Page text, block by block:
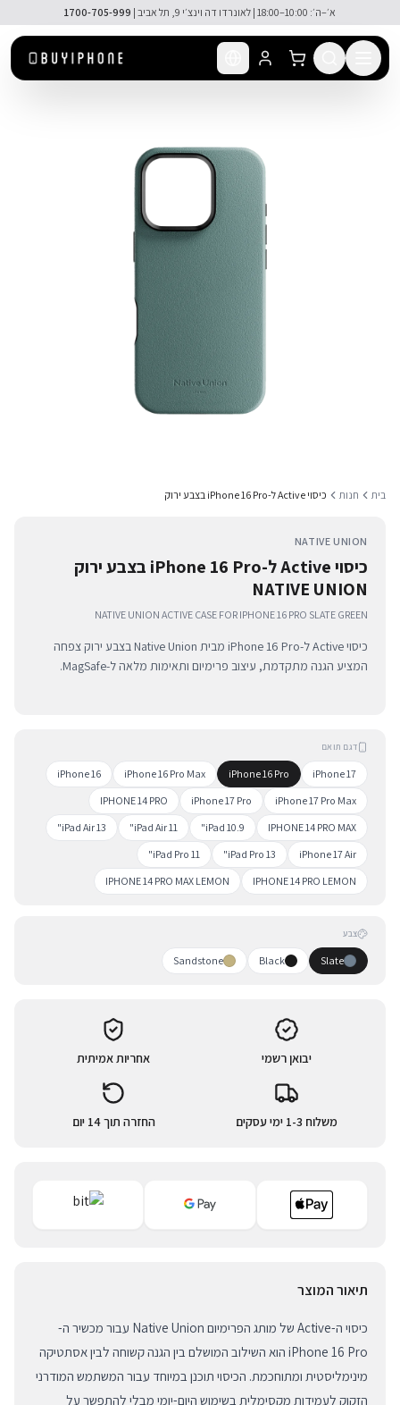
דלג לתוכן הראשי
א׳–ה׳: 10:00–18:00 | לאונרדו דה וינצ׳י 9, תל אביב | 1700-705-999
בית חנות כיסוי Active ל-iPhone 16 Pro בצבע ירוק
NATIVE UNION
כיסוי Active ל-iPhone 16 Pro בצבע ירוק
NATIVE UNION
NATIVE UNION ACTIVE CASE FOR IPHONE 16 PRO SLATE GREEN
כיסוי Active ל-iPhone 16 Pro מבית Native Union בצבע ירוק צפחה
המציע הגנה מתקדמת, עיצוב פרימיום ותאימות מלאה ל-MagSafe.
דגם תואם
iPhone 17
iPhone 16 Pro
iPhone 16 Pro Max
iPhone 16
iPhone 17 Pro Max
iPhone 17 Pro
IPHONE 14 PRO
IPHONE 14 PRO MAX
iPad 10.9"
iPad Air 11"
iPad Air 13"
iPhone 17 Air
iPad Pro 13"
iPad Pro 11"
IPHONE 14 PRO LEMON
IPHONE 14 PRO MAX LEMON
צבע
Slate
Black
Sandstone
יבואן רשמי אחריות אמיתית
משלוח 1-3 ימי עסקים החזרה תוך 14 יום
תיאור המוצר
כיסוי ה-Active של מותג הפרימיום Native Union עבור מכשיר ה-
iPhone 16 Pro הוא השילוב המושלם בין הגנה קשוחה לבין אסתטיקה
מינימליסטית ומתוחכמת. הכיסוי תוכנן במיוחד עבור המשתמש המודרני
הזקוק לעמידות מקסימלית בשימוש היום-יומי מבלי להתפשר על